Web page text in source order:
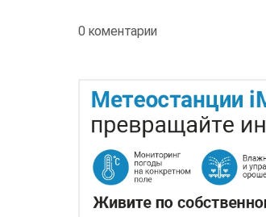
0 коментарии